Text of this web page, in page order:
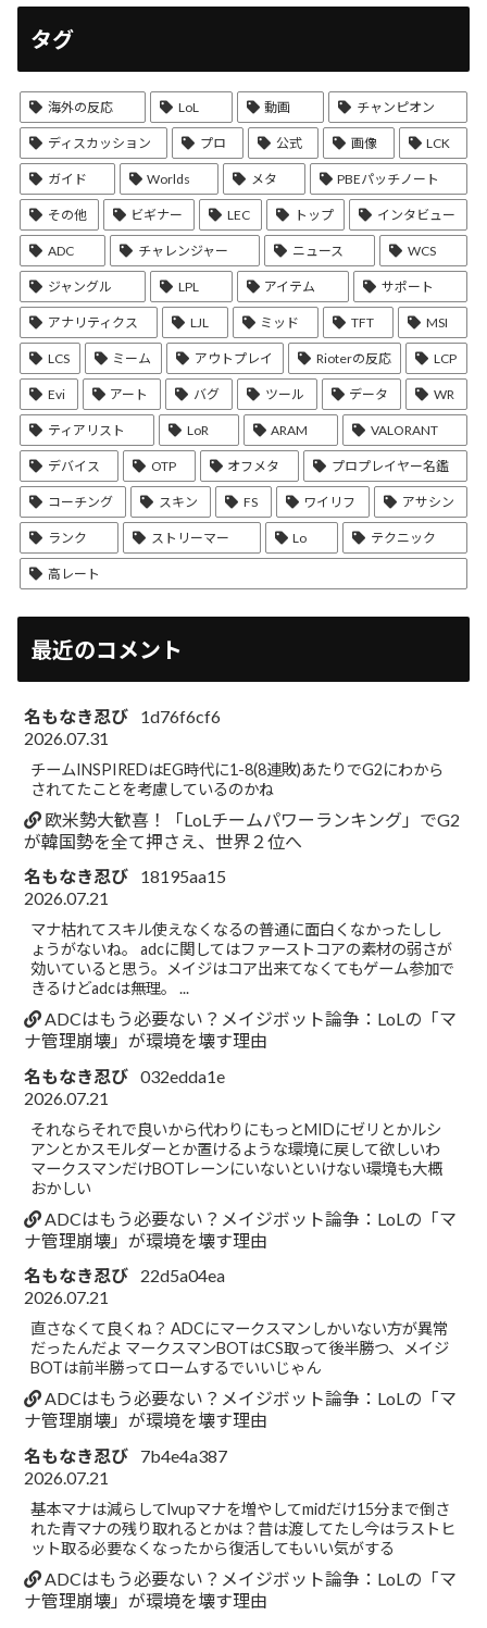
タグ
海外の反応 LoL 動画 チャンピオン
ディスカッション プロ 公式 画像 LCK
ガイド Worlds メタ PBEパッチノート
その他 ビギナー LEC トップ インタビュー
ADC チャレンジャー ニュース WCS
ジャングル LPL アイテム サポート
アナリティクス LJL ミッド TFT MSI
LCS ミーム アウトプレイ Rioterの反応 LCP
Evi アート バグ ツール データ WR
ティアリスト LoR ARAM VALORANT
デバイス OTP オフメタ プロプレイヤー名鑑
コーチング スキン FS ワイリフ アサシン
ランク ストリーマー Lo テクニック
高レート
最近のコメント
名もなき忍び
1d76f6cf6
2026.07.31
チームINSPIREDはEG時代に1-8(8連敗)あたりでG2にわから
されてたことを考慮しているのかね
欧米勢大歓喜！「LoLチームパワーランキング」でG2
が韓国勢を全て押さえ、世界２位へ
名もなき忍び
18195aa15
2026.07.21
マナ枯れてスキル使えなくなるの普通に面白くなかったしし
ょうがないね。 adcに関してはファーストコアの素材の弱さが
効いていると思う。メイジはコア出来てなくてもゲーム参加で
きるけどadcは無理。 ...
ADCはもう必要ない？メイジボット論争：LoLの「マ
ナ管理崩壊」が環境を壊す理由
名もなき忍び 032edda1e
2026.07.21
それならそれで良いから代わりにもっとMIDにゼリとかルシ
アンとかスモルダーとか置けるような環境に戻して欲しいわ
マークスマンだけBOTレーンにいないといけない環境も大概
おかしい
ADCはもう必要ない？メイジボット論争：LoLの「マ
ナ管理崩壊」が環境を壊す理由
名もなき忍び
22d5a04ea
2026.07.21
直さなくて良くね？ ADCにマークスマンしかいない方が異常
だったんだよ マークスマンBOTはCS取って後半勝つ、メイジ
BOTは前半勝ってロームするでいいじゃん
ADCはもう必要ない？メイジボット論争：LoLの「マ
ナ管理崩壊」が環境を壊す理由
名もなき忍び
7b4e4a387
2026.07.21
基本マナは減らしてlvupマナを増やしてmidだけ15分まで倒さ
れた青マナの残り取れるとかは？昔は渡してたし今はラストヒ
ット取る必要なくなったから復活してもいい気がする
ADCはもう必要ない？メイジボット論争：LoLの「マ
ナ管理崩壊」が環境を壊す理由